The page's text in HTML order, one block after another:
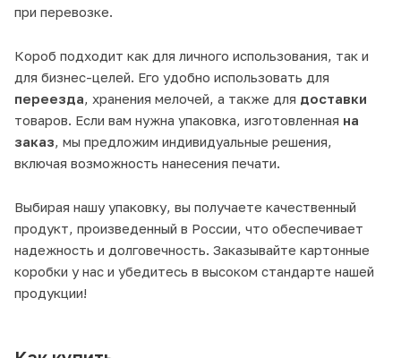
при перевозке.
Короб подходит как для личного использования, так и
для бизнес-целей. Его удобно использовать для
переезда , хранения мелочей, а также для доставки
товаров. Если вам нужна упаковка, изготовленная на
заказ , мы предложим индивидуальные решения,
включая возможность нанесения печати.
Выбирая нашу упаковку, вы получаете качественный
продукт, произведенный в России, что обеспечивает
надежность и долговечность. Заказывайте картонные
коробки у нас и убедитесь в высоком стандарте нашей
продукции!